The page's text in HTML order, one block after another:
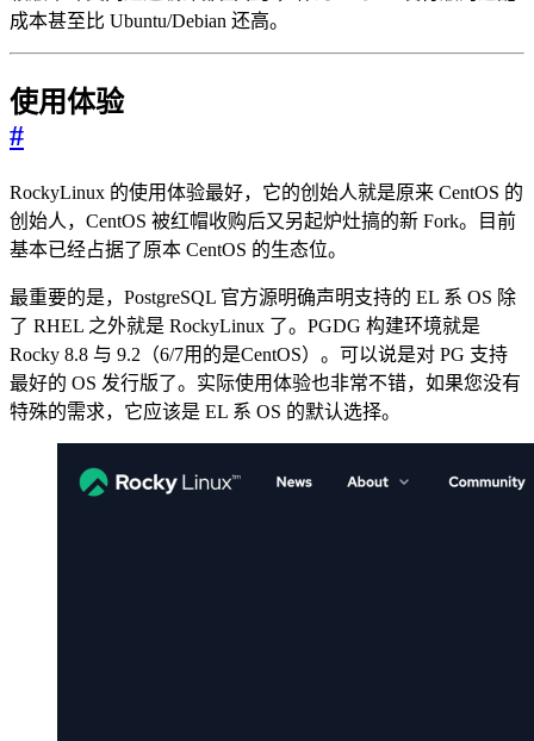
成本甚至比 Ubuntu/Debian 还高。
使用体验
#
RockyLinux 的使用体验最好，它的创始人就是原来 CentOS 的
创始人，CentOS 被红帽收购后又另起炉灶搞的新 Fork。目前
基本已经占据了原本 CentOS 的生态位。
最重要的是，PostgreSQL 官方源明确声明支持的 EL 系 OS 除
了 RHEL 之外就是 RockyLinux 了。PGDG 构建环境就是
Rocky 8.8 与 9.2（6/7用的是CentOS）。可以说是对 PG 支持
最好的 OS 发行版了。实际使用体验也非常不错，如果您没有
特殊的需求，它应该是 EL 系 OS 的默认选择。